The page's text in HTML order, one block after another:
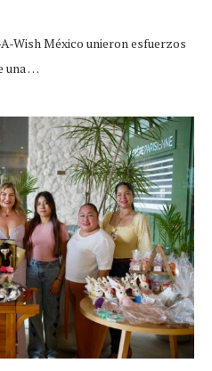
Wish México unieron esfuerzos
una …